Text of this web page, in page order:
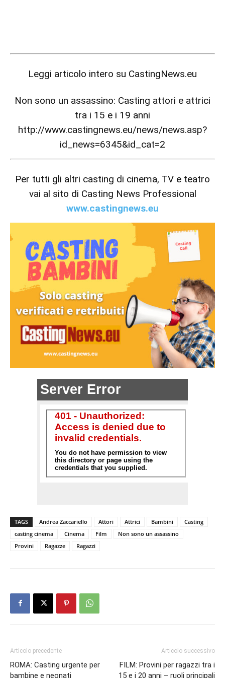
Leggi articolo intero su CastingNews.eu
Non sono un assassino: Casting attori e attrici
tra i 15 e i 19 anni
http://www.castingnews.eu/news/news.asp?
id_news=6345&id_cat=2
Per tutti gli altri casting di cinema, TV e teatro
vai al sito di Casting News Professional
www.castingnews.eu
TAGS Andrea Zaccariello Attori Attrici Bambini
Casting
casting cinema
Cinema Film
Non sono un assassino
Provini
Ragazze Ragazzi
Articolo precedente
ROMA: Casting urgente per
bambine e neonati
Articolo successivo
FILM: Provini per ragazzi tra i
15 e i 20 anni – ruoli principali